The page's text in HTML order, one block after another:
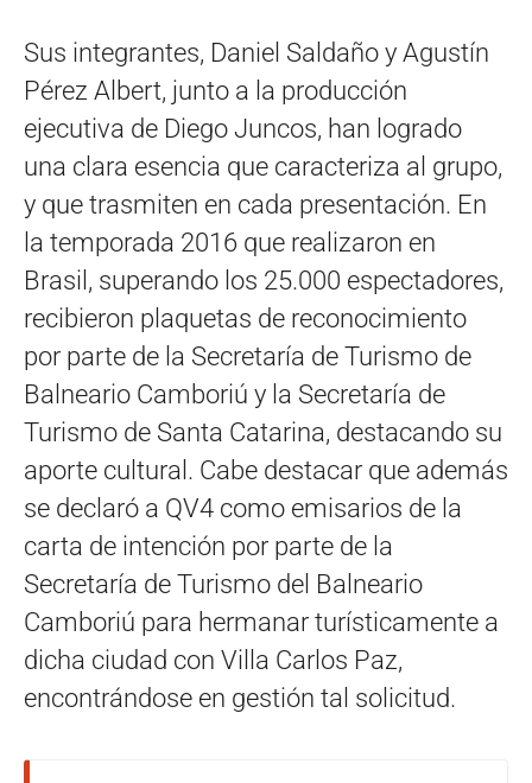
Sus integrantes, Daniel Saldaño y Agustín
Pérez Albert, junto a la producción
ejecutiva de Diego Juncos, han logrado
una clara esencia que caracteriza al grupo,
y que trasmiten en cada presentación. En
la temporada 2016 que realizaron en
Brasil, superando los 25.000 espectadores,
recibieron plaquetas de reconocimiento
por parte de la Secretaría de Turismo de
Balneario Camboriú y la Secretaría de
Turismo de Santa Catarina, destacando su
aporte cultural. Cabe destacar que además
se declaró a QV4 como emisarios de la
carta de intención por parte de la
Secretaría de Turismo del Balneario
Camboriú para hermanar turísticamente a
dicha ciudad con Villa Carlos Paz,
encontrándose en gestión tal solicitud.